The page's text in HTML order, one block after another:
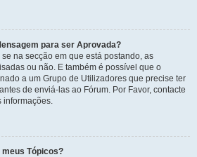
para ser Aprovada?
na secção em que está postando, as
ou não. E também é possível que o
a um Grupo de Utilizadores que precise ter
de enviá-las ao Fórum. Por Favor, contacte
informações.
Tópicos?